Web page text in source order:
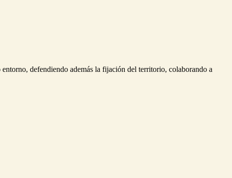
defendiendo además la fijación del territorio, colaborando a